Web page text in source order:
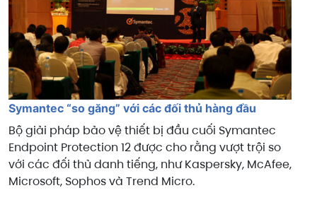
Symantec “so găng” với các đối thủ hàng đầu
Bộ giải pháp bảo vệ thiết bị đầu cuối Symantec
Endpoint Protection 12 được cho rằng vượt trội so
với các đối thủ danh tiếng, như Kaspersky, McAfee,
Microsoft, Sophos và Trend Micro.